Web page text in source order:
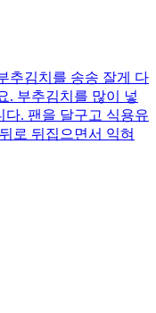
추김치를 송송 잘게 다
. 부추김치를 많이 넣
. 팬을 달구고 식용유
로 뒤집으면서 익혀